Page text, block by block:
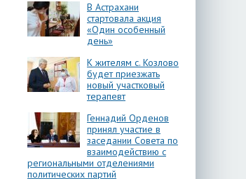
В Астрахани
стартовала акция
«Один особенный
день»
К жителям с. Козлово
будет приезжать
новый участковый
терапевт
Геннадий Орденов
принял участие в
заседании Совета по
взаимодействию с
региональными отделениями
политических партий